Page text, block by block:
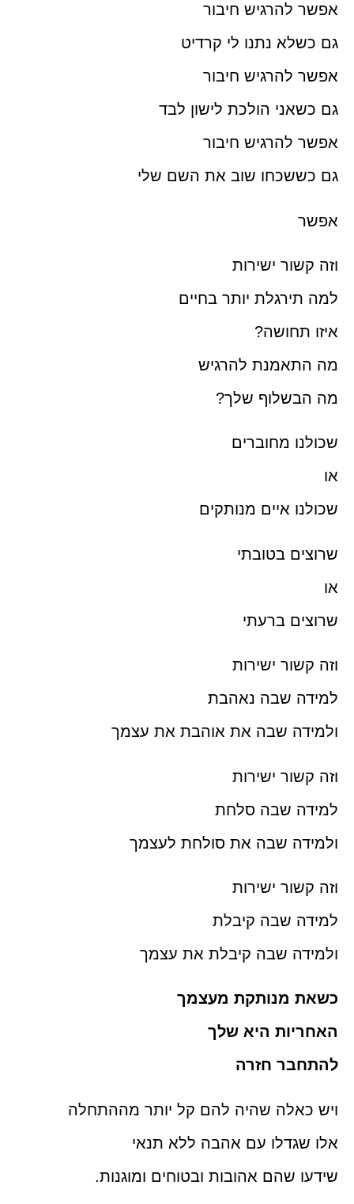
אפשר להרגיש חיבור
גם כשלא נתנו לי קרדיט
אפשר להרגיש חיבור
גם כשאני הולכת לישון לבד
אפשר להרגיש חיבור
גם כששכחו שוב את השם שלי
אפשר
וזה קשור ישירות
למה תירגלת יותר בחיים
איזו תחושה?
מה התאמנת להרגיש
מה הבשלוף שלך?
שכולנו מחוברים
או
שכולנו איים מנותקים
שרוצים בטובתי
או
שרוצים ברעתי
וזה קשור ישירות
למידה שבה נאהבת
ולמידה שבה את אוהבת את עצמך
וזה קשור ישירות
למידה שבה סלחת
ולמידה שבה את סולחת לעצמך
וזה קשור ישירות
למידה שבה קיבלת
ולמידה שבה קיבלת את עצמך
כשאת מנותקת מעצמך
האחריות היא שלך
להתחבר חזרה
ויש כאלה שהיה להם קל יותר מההתחלה
אלו שגדלו עם אהבה ללא תנאי
שידעו שהם אהובות ובטוחים ומוגנות.